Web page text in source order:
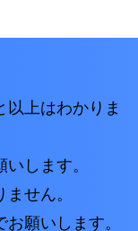
以上はわかりま
します。
せん。
願いします。